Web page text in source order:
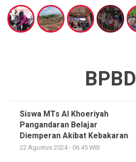
BPBD
Siswa MTs Al Khoeriyah
Pangandaran Belajar
Diemperan Akibat Kebakaran
22 Agustus 2024 - 06:45 WIB